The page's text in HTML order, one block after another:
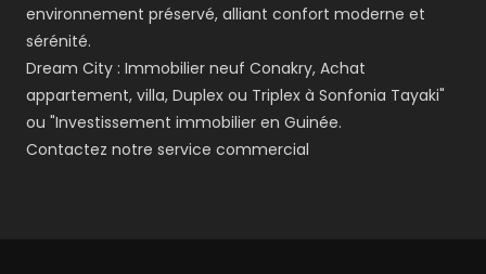
environnement préservé, alliant confort moderne et
sérénité.
Dream City : Immobilier neuf Conakry, Achat
appartement, villa, Duplex ou Triplex à Sonfonia Tayaki"
ou "Investissement immobilier en Guinée.
Contactez notre service commercial